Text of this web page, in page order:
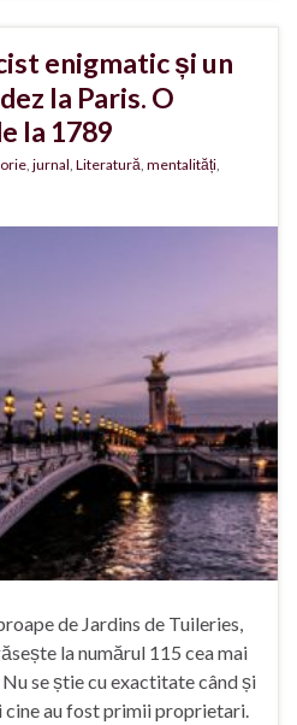
enigmatic și un
la Paris. O
la 1789
jurnal Literatură mentalități
de Jardins de Tuileries,
la numărul 115 cea mai
se știe cu exactitate când și
au fost primii proprietari.